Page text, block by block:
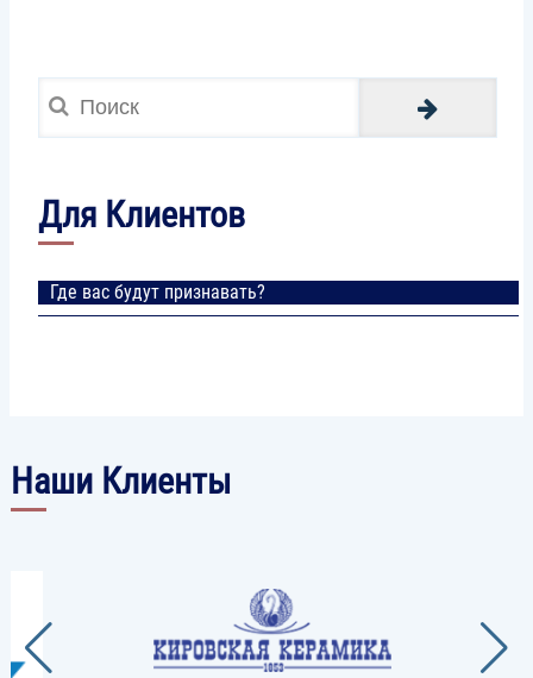
Для Клиентов
Где вас будут признавать?
Наши Клиенты